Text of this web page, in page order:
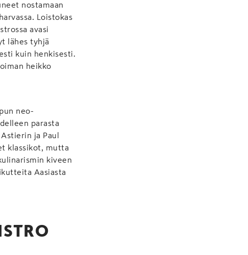
nostamaan
Loistokas
avasi
lähes tyhjä
kuin henkisesti.
heikko
neo-
parasta
ja Paul
klassikot, mutta
kiveen
Aasiasta